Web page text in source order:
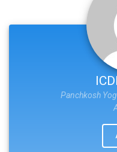
Panchkosh